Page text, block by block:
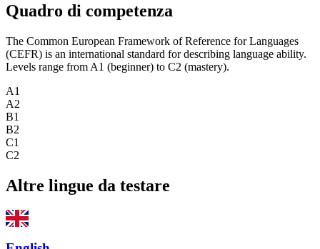
Quadro di competenza
The Common European Framework of Reference for Languages
(CEFR) is an international standard for describing language ability.
Levels range from A1 (beginner) to C2 (mastery).
A1
A2
B1
B2
C1
C2
Altre lingue da testare